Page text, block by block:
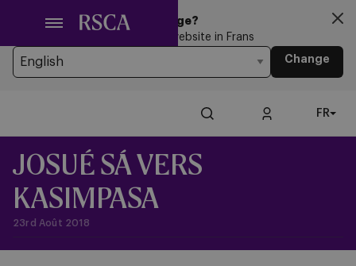
contenu
principal
Looking for another Language?
You’re currently browsing the website in Frans
Change
FR
JOSUÉ SÁ VERS
KASIMPASA
23rd Août 2018